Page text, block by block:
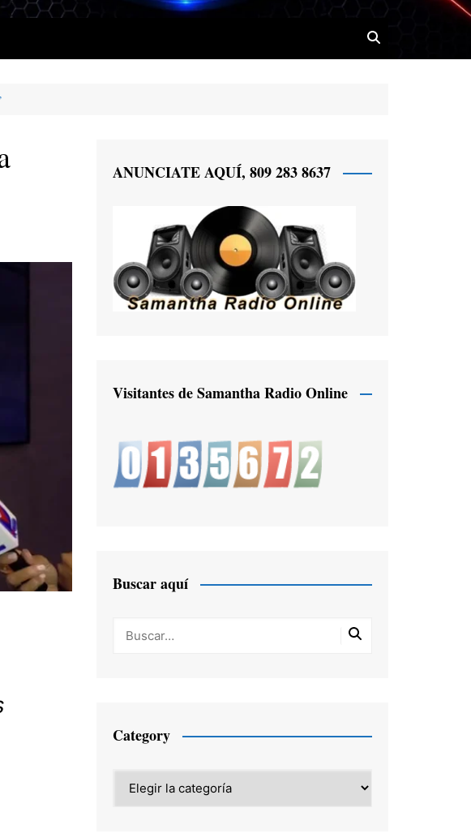
y Programas de Radio
ANUNCIATE AQUÍ, 809 283 8637
Visitantes de Samantha Radio Online
Buscar aquí
Category